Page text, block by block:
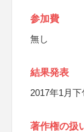
参加費
無し
結果発表
2017年1月
著作権の扱